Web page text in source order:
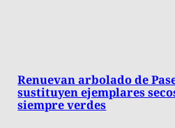
Renuevan arbolado de
sustituyen ejemplares
siempre verdes